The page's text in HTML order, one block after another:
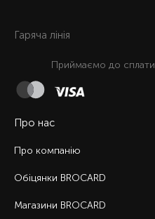
Про нас
Про компанію
Обіцянки BROCARD
Магазини BROCARD
Гаряча лiнiя
Приймаємо до сплати